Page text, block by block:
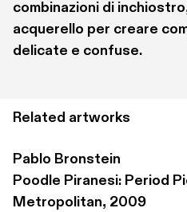
combinazioni di
acquerello per creare
delicate e confuse.
Related artworks
Pablo Bronstein
Poodle Piranesi: Period
Metropolitan, 2009